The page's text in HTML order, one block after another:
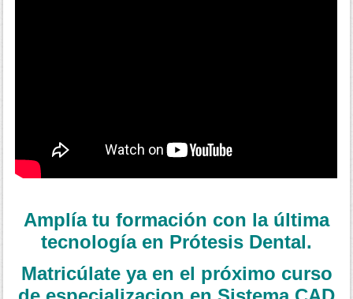
Amplía tu formación con la última
tecnología en Prótesis Dental.
Matricúlate ya en el próximo curso